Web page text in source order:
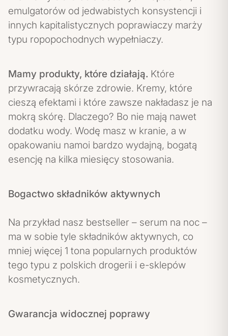
emulgatorów od jedwabistych konsystencji i
innych kapitalistycznych poprawiaczy marży
typu ropopochodnych wypełniaczy.
Mamy produkty, które działają. Które
przywracają skórze zdrowie. Kremy, które
cieszą efektami i które zawsze nakładasz je na
mokrą skórę. Dlaczego? Bo nie mają nawet
dodatku wody. Wodę masz w kranie, a w
opakowaniu namoi bardzo wydajną, bogatą
esencję na kilka miesięcy stosowania.
Bogactwo składników aktywnych
Na przykład nasz bestseller – serum na noc –
ma w sobie tyle składników aktywnych, co
mniej więcej 1 tona popularnych produktów
tego typu z polskich drogerii i e-sklepów
kosmetycznych.
Gwarancja widocznej poprawy